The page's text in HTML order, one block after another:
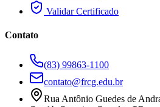
Validar Certificado
Contato
(83) 99863-1100
contato@frcg.edu.br
Rua Antônio Guedes de